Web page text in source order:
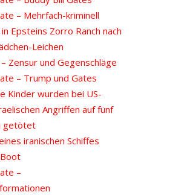
– Mehrfach-kriminell
Epsteins Zorro Ranch nach
Leichen
Zensur und Gegenschläge
– Trump und Gates
Kinder wurden bei US-
Angriffen auf fünf
getötet
iranischen Schiffes
–